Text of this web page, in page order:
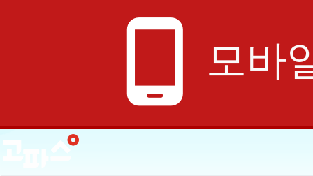
phone_android 모바